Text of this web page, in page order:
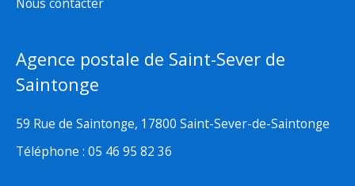
Agence postale de Saint-Sever de
Saintonge
59 Rue de Saintonge, 17800 Saint-Sever-de-Saintonge
Téléphone : 05 46 95 82 36